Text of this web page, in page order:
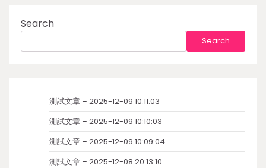
Search
Search
測試文章 – 2025-12-09 10:11:03
測試文章 – 2025-12-09 10:10:03
測試文章 – 2025-12-09 10:09:04
測試文章 – 2025-12-08 20:13:10